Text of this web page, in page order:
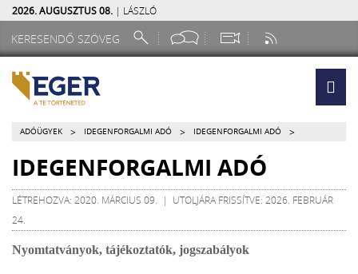
2026. AUGUSZTUS 08. | LÁSZLÓ
ADÓÜGYEK > IDEGENFORGALMI ADÓ > IDEGENFORGALMI ADÓ >
IDEGENFORGALMI ADÓ
LÉTREHOZVA: 2020. MÁRCIUS 09. | UTOLJÁRA FRISSÍTVE: 2026. FEBRUÁR
24.
Nyomtatványok, tájékoztatók, jogszabályok